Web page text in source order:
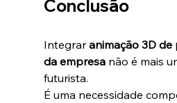
Conclusão
Integrar animação 3D
da empresa não é mais
futurista.
É uma necessidade